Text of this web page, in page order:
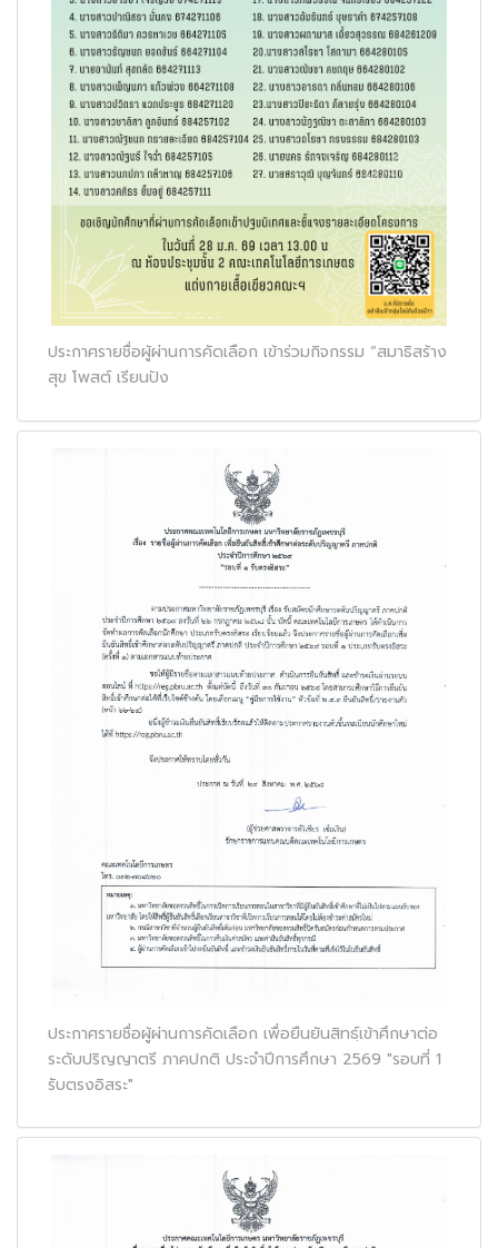
ประกาศรายชื่อผู้ผ่านการคัดเลือก เข้าร่วมกิจกรรม “สมาธิสร้าง
สุข โพสต์ เรียนปัง
ประกาศรายชื่อผู้ผ่านการคัดเลือก เพื่อยืนยันสิทธฺ์เข้าศึกษาต่อ
ระดับปริญญาตรี ภาคปกติ ประจำปีการศึกษา 2569 "รอบที่ 1
รับตรงอิสระ"